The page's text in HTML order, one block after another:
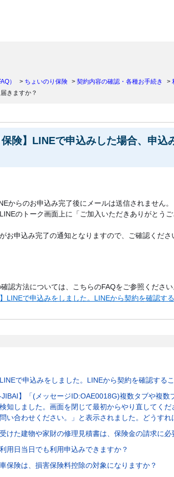
） > ちょいのり保険 > 契約内容の確認・各種お手続き >
きますか？
保険】LINEで申込みした場合、申込
からのお申込み完了後にメールは送信されません。
のトーク画面上に「ご加入いただきありがとう
お申込み完了の通知となりますので、ご確認くださ
認方法については、こちらのFAQをご参照ください
LINEで申込みをしました。LINEから契約を確認す
で申込みをしました。LINEから契約を確認する
JIBAI】「(メッセージID:OAE0018G)複数タブや複数
知しました。画面を閉じて最初からやり直してくだ
い合わせください。」と表示されました。どうすれ
けた建物や家財の修理見積書は、保険金の請求に必
用日当日でも利用申込みできますか？
保険は、損害保険料控除の対象になりますか？